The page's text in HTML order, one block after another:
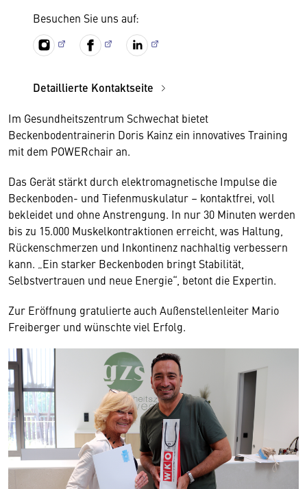
Besuchen Sie uns auf:
Detaillierte Kontaktseite
Im Gesundheitszentrum Schwechat bietet
Beckenbodentrainerin Doris Kainz ein innovatives Training
mit dem POWERchair an.
Das Gerät stärkt durch elektromagnetische Impulse die
Beckenboden- und Tiefenmuskulatur – kontaktfrei, voll
bekleidet und ohne Anstrengung. In nur 30 Minuten werden
bis zu 15.000 Muskelkontraktionen erreicht, was Haltung,
Rückenschmerzen und Inkontinenz nachhaltig verbessern
kann. „Ein starker Beckenboden bringt Stabilität,
Selbstvertrauen und neue Energie“, betont die Expertin.
Zur Eröffnung gratulierte auch Außenstellenleiter Mario
Freiberger und wünschte viel Erfolg.